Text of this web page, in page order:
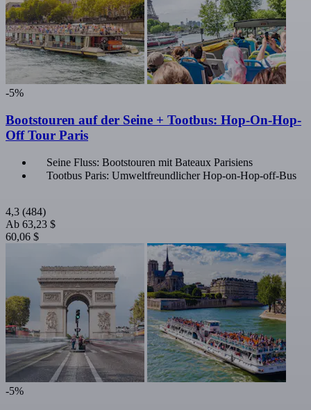
-5%
Bootstouren auf der Seine + Tootbus: Hop-On-Hop-
Off Tour Paris
Seine Fluss: Bootstouren mit Bateaux Parisiens
Tootbus Paris: Umweltfreundlicher Hop-on-Hop-off-Bus
4,3 (484)
Ab 63,23 $
60,06 $
-5%